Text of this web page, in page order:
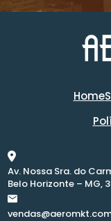
Home
Av. Nossa Sra. do
Belo Horizonte – MG,